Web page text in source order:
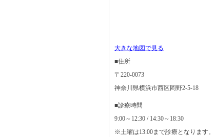
大きな地図で見る
■住所
〒220-0073
神奈川県横浜市西区岡野2-5-18
■診療時間
9:00～12:30 / 14:30～18:30
※土曜は13:00まで診療となります。